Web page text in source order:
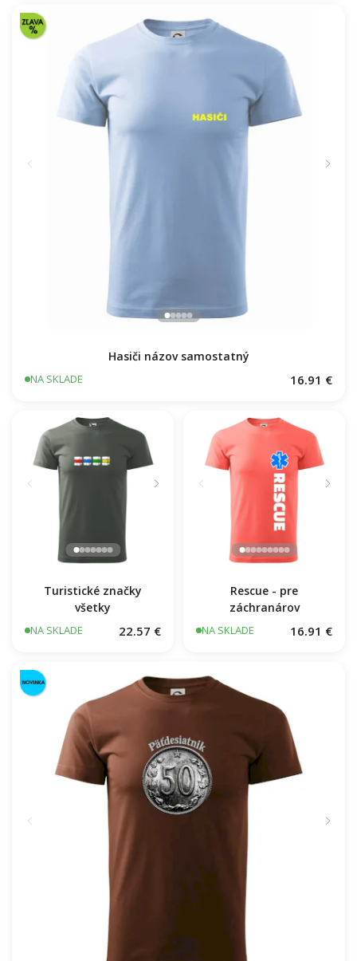
Hasiči názov samostatný
NA SKLADE 16.91 €
Turistické značky
všetky
NA SKLADE 22.57 €
Rescue - pre
záchranárov
NA SKLADE 16.91 €